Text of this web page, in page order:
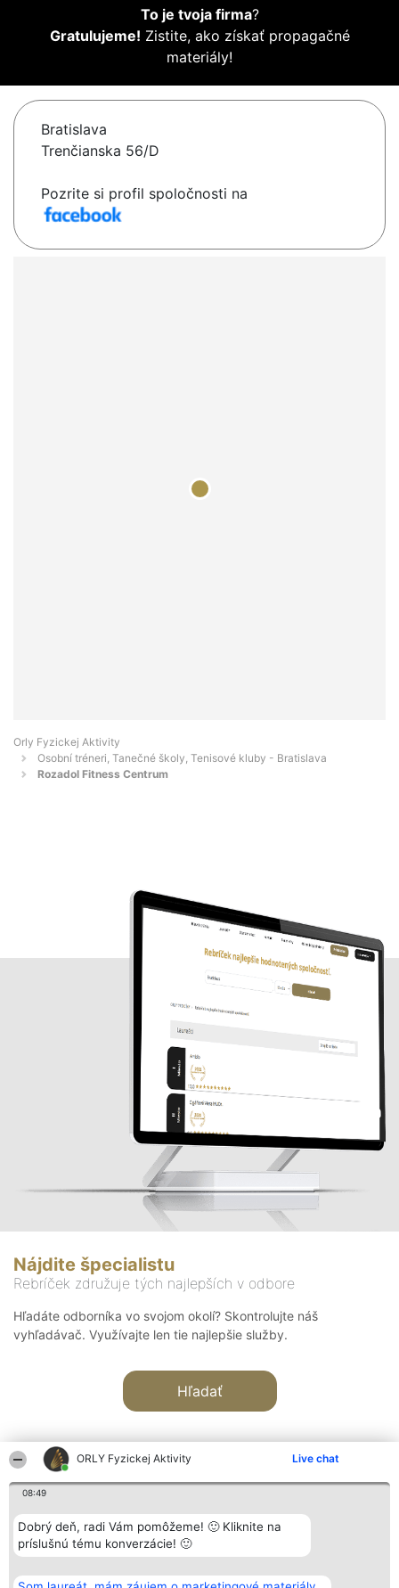
ORLY Fyzickej Aktivity Live chat
08:49
Dobrý deň, radi Vám pomôžeme! 🙂 Kliknite na
príslušnú tému konverzácie! 🙂
To je tvoja firma?
Gratulujeme! Zistite, ako získať propagačné
materiály!
Bratislava
Trenčianska 56/D
Pozrite si profil spoločnosti na
Orly Fyzickej Aktivity
Osobní tréneri, Tanečné školy, Tenisové kluby - Bratislava
Rozadol Fitness Centrum
Nájdite špecialistu
Rebríček združuje tých najlepších v odbore
Hľadáte odborníka vo svojom okolí? Skontrolujte náš
vyhľadávač. Využívajte len tie najlepšie služby.
Hľadať
Organizátor hodnotenia
Bright Side Solutions sp. z o.
o. sp. k.
Wrocław 50-079
Hodnotenie
Laureáti
Lista
Laureatów
Kontakt
Kontakt